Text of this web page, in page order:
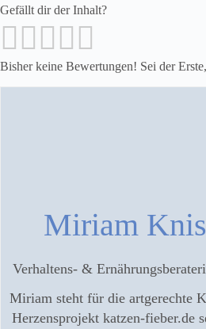
Gefällt dir der Inhalt?
Bisher keine Bewertungen! Sei der
Miriam
Verhaltens- &
Miriam steht für die artgerechte
Herzensprojekt katzen-fieber.de